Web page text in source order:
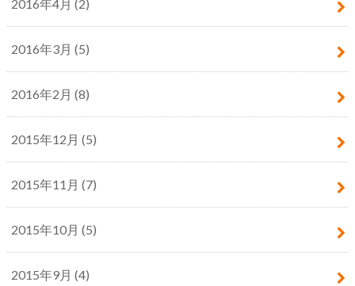
2016年4月 (2)
2016年3月 (5)
2016年2月 (8)
2015年12月 (5)
2015年11月 (7)
2015年10月 (5)
2015年9月 (4)